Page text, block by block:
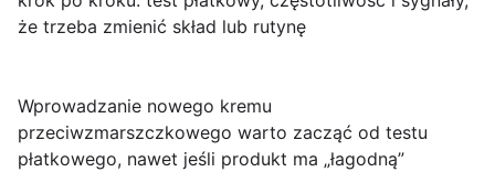
że trzeba zmienić skład lub rutynę
Wprowadzanie nowego kremu
przeciwzmarszczkowego warto zacząć od testu
płatkowego, nawet jeśli produkt ma „łagodną”